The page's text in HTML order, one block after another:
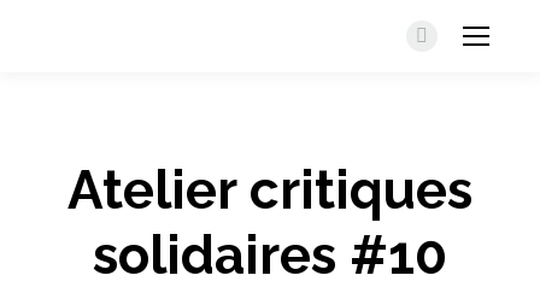
Facebook
Atelier critiques
solidaires #10